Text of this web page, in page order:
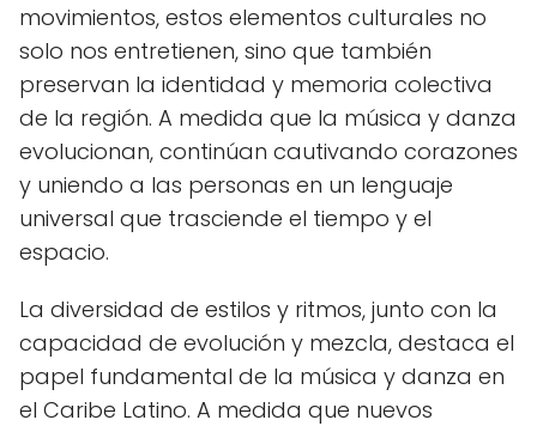
movimientos, estos elementos culturales no
solo nos entretienen, sino que también
preservan la identidad y memoria colectiva
de la región. A medida que la música y danza
evolucionan, continúan cautivando corazones
y uniendo a las personas en un lenguaje
universal que trasciende el tiempo y el
espacio.
La diversidad de estilos y ritmos, junto con la
capacidad de evolución y mezcla, destaca el
papel fundamental de la música y danza en
el Caribe Latino. A medida que nuevos